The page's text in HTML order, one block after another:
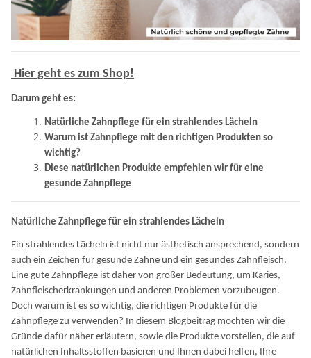
Hier geht es zum Shop!
Darum geht es:
Natürliche Zahnpflege für ein strahlendes Lächeln
Warum ist Zahnpflege mit den richtigen Produkten so
wichtig?
Diese natürlichen Produkte empfehlen wir für eine
gesunde Zahnpflege
Natürliche Zahnpflege für ein strahlendes Lächeln
Ein strahlendes Lächeln ist nicht nur ästhetisch ansprechend, sondern
auch ein Zeichen für gesunde Zähne und ein gesundes Zahnfleisch.
Eine gute Zahnpflege ist daher von großer Bedeutung, um Karies,
Zahnfleischerkrankungen und anderen Problemen vorzubeugen.
Doch warum ist es so wichtig, die richtigen Produkte für die
Zahnpflege zu verwenden? In diesem Blogbeitrag möchten wir die
Gründe dafür näher erläutern, sowie die Produkte vorstellen, die auf
natürlichen Inhaltsstoffen basieren und Ihnen dabei helfen, Ihre